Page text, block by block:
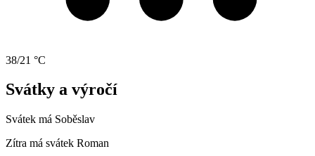
38/21 °C
Svátky a výročí
Svátek má Soběslav
Zítra má svátek Roman